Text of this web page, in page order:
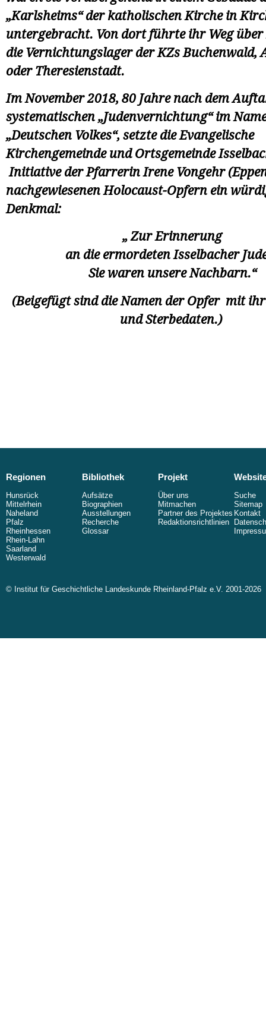
„Karlsheims“ der katholischen Kirche in
untergebracht. Von dort führte ihr Weg
die Vernichtungslager der KZs Buchenwald,
oder Theresienstadt.
Im November 2018, 80 Jahre nach dem
systematischen „Judenvernichtung“ im
„Deutschen Volkes“, setzte die Evangelische
Kirchengemeinde und Ortsgemeinde
Initiative der Pfarrerin Irene Vongehr
nachgewiesenen Holocaust-Opfern ein
Denkmal:
„ Zur Erinnerung
an die ermordeten Isselbacher
Sie waren unsere Nachbarn.“
(Beigefügt sind die Namen der Opfer mit
und Sterbedaten.)
Regionen
Hunsrück
Mittelrhein
Naheland
Pfalz
Rheinhessen
Rhein-Lahn
Saarland
Westerwald
Bibliothek
Aufsätze
Biographien
Ausstellungen
Recherche
Glossar
Projekt
Über uns
Mitmachen
Partner des Projektes
Redaktionsrichtlinien
Suche
Sitemap
Kontakt
© Institut für Geschichtliche Landeskunde Rheinland-Pfalz e.V. 2001-2026